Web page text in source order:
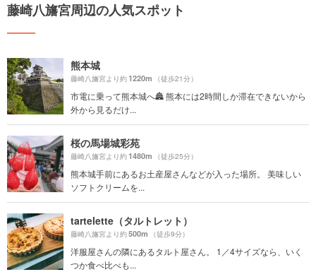
藤崎八旛宮周辺の人気スポット
熊本城
藤崎八旛宮より約1220m （徒歩21分）
市電に乗って熊本城へ🏯 熊本には2時間しか滞在できないから
外から見るだけ...
桜の馬場城彩苑
藤崎八旛宮より約1480m （徒歩25分）
熊本城手前にあるお土産屋さんなどが入った場所。 美味しい
ソフトクリームを...
tartelette（タルトレット）
藤崎八旛宮より約500m （徒歩9分）
洋服屋さんの隣にあるタルト屋さん。 1／4サイズなら、いく
つか食べ比べも...